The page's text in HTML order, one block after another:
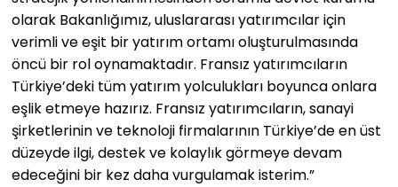
olarak Bakanlığımız, uluslararası yatırımcılar için
verimli ve eşit bir yatırım ortamı oluşturulmasında
öncü bir rol oynamaktadır. Fransız yatırımcıların
Türkiye’deki tüm yatırım yolculukları boyunca onlara
eşlik etmeye hazırız. Fransız yatırımcıların, sanayi
şirketlerinin ve teknoloji firmalarının Türkiye’de en üst
düzeyde ilgi, destek ve kolaylık görmeye devam
edeceğini bir kez daha vurgulamak isterim.”